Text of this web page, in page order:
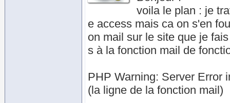
voila le plan : je
e access mais ca on s'en
on mail sur le site que je
s à la fonction mail de
PHP Warning: Server Error
(la ligne de la fonction mail)